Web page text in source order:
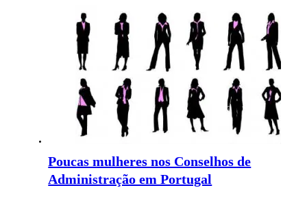
Poucas mulheres nos Conselhos de
Administração em Portugal